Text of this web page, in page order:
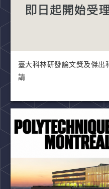
臺大科林研發論文獎及傑
請